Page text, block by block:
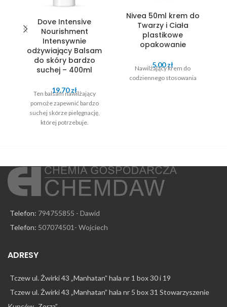
Dove Intensive
Nourishment
Intensywnie
odżywiający Balsam
do skóry bardzo
suchej – 400ml
19.70zł
Ten balsam nawilżający
pomoże zapewnić bardzo
suchej skórze pielęgnację,
której potrzebuje.
Nivea 50ml krem do
Twarzy i Ciała
plastikowe
opakowanie
5.00zł
Nawilżający krem do
codziennego stosowania
Telefon: 794755855 - Dawid
Telefon: 507074501- Wojciech
ADRESY
Tczew ul. Żwirki 43 „Manhatan” hala nr 1 box 30 i 19
Tczew ul. Żwirki 43 „Manhatan” hala nr 5 box 31 Stowarzyszenie